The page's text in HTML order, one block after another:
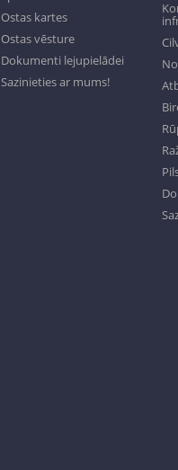
Ostas kartes
Ostas vēsture
Dokumenti lejupielādei
Sazinieties ar mums!